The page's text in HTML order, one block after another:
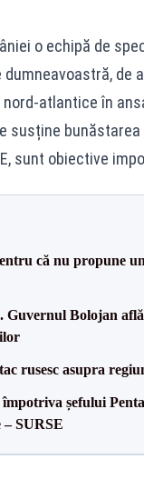
o echipă de
de
atlantice în
susține
sunt obiective
că nu propune
Bolojan
rusesc asupra
șefului
– SURSE